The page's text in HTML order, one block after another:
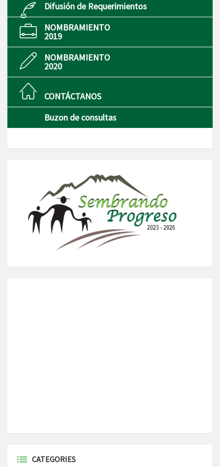
Difusión de Requerimientos
NOMBRAMIENTO
2019
NOMBRAMIENTO
2020
CONTÁCTANOS
Buzon de consultas
CATEGORIES